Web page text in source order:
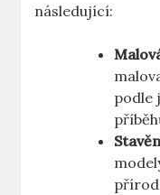
následující:
podle